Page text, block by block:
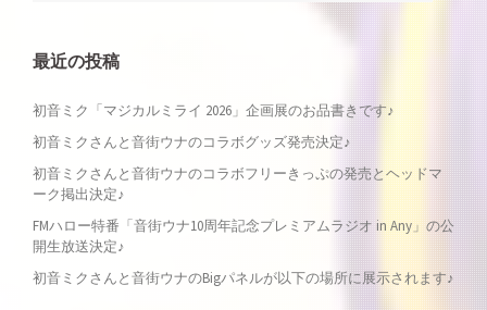
ビ
ゲ
ー
シ
ョ
最近の投稿
初音ミク「マジカルミライ 2026」企画展のお品書きです♪
初音ミクさんと音街ウナのコラボグッズ発売決定♪
初音ミクさんと音街ウナのコラボフリーきっぷの発売とヘッドマ
ーク掲出決定♪
FMハロー特番「音街ウナ10周年記念プレミアムラジオ in Any」の公
開生放送決定♪
初音ミクさんと音街ウナのBigパネルが以下の場所に展示されます♪